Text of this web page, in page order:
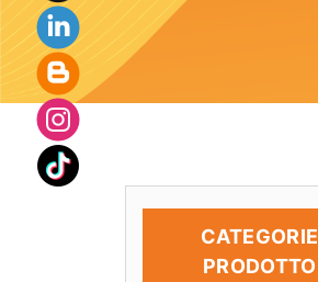
CATEGORIE
PRODOTTO